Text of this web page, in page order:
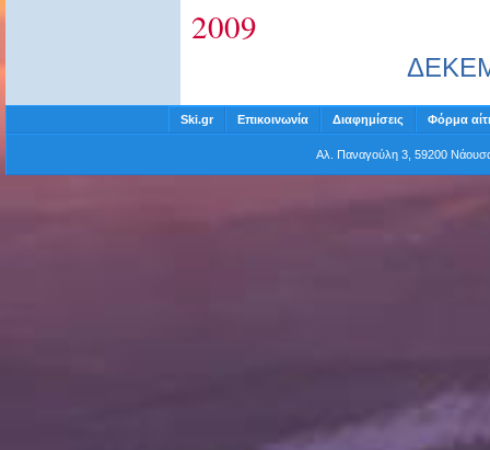
2009
Ski.gr Επικοινωνία Διαφημίσεις Φόρμα
Αλ. Παναγούλη 3, 59200